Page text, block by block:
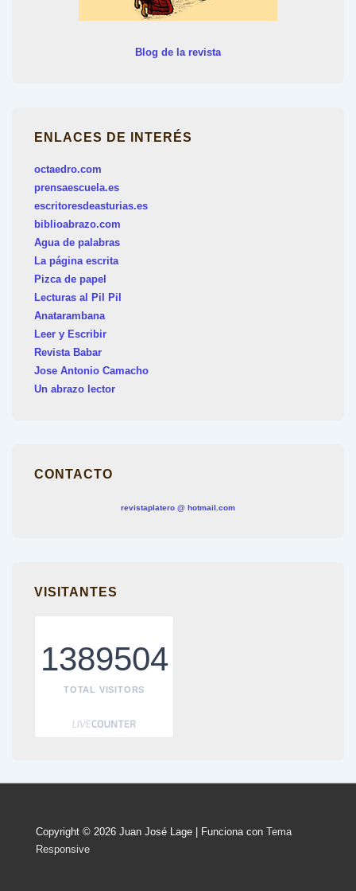
Blog de la revista
ENLACES DE INTERÉS
octaedro.com
prensaescuela.es
escritoresdeasturias.es
biblioabrazo.com
Agua de palabras
La página escrita
Pizca de papel
Lecturas al Pil Pil
Anatarambana
Leer y Escribir
Revista Babar
Jose Antonio Camacho
Un abrazo lector
CONTACTO
revistaplatero @ hotmail.com
VISITANTES
1389504
TOTAL VISITORS
Copyright © 2026 Juan José Lage | Funciona con Tema
Responsive